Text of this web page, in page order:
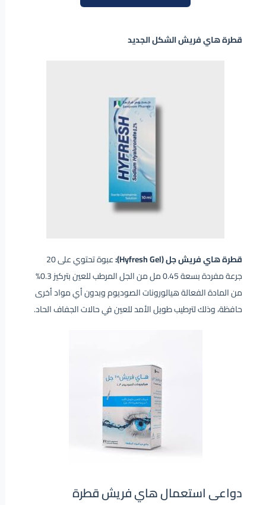
قطرة هاي فريش الشكل الجديد
قطرة هاي فريش جل (Hyfresh Gel):
عبوة تحتوي على 20
جرعة مفردة بسعة 0.45 مل من الجل المرطب للعين بتركيز 0.3%
من المادة الفعالة هيالورونات الصوديوم وبدون أي مواد أخرى
حافظة، وذلك لترطيب طويل الأمد للعين في حالات الجفاف الحاد.
دواعى استعمال هاي فريش قطرة